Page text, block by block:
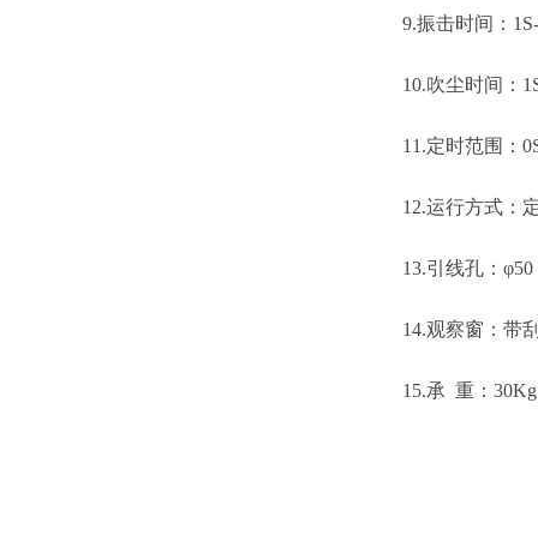
9.振击时间：
10.吹尘时间：
11.定时范围：
12.运行方式：
13.引线孔：
14.观察窗：带
15.承 重：30Kg